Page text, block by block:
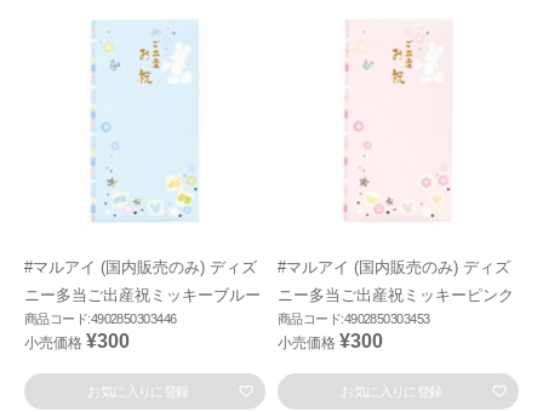
#マルアイ (国内販売のみ) ディズ
ニー多当ご出産祝ミッキーブルー
商品コード:4902850303446
小売価格 ¥300
お気に入りに登録
#マルアイ (国内販売のみ) ディズ
ニー多当ご出産祝ミッキーピンク
商品コード:4902850303453
小売価格 ¥300
お気に入りに登録